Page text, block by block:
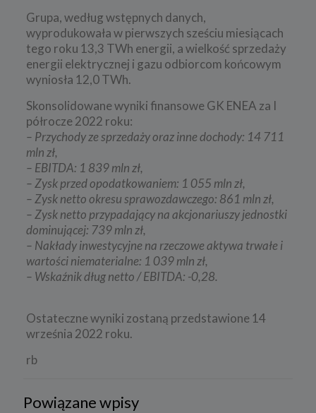
Grupa, według wstępnych danych,
wyprodukowała w pierwszych sześciu miesiącach
tego roku 13,3 TWh energii, a wielkość sprzedaży
energii elektrycznej i gazu odbiorcom końcowym
wyniosła 12,0 TWh.
Skonsolidowane wyniki finansowe GK ENEA za I
półrocze 2022 roku:
– Przychody ze sprzedaży oraz inne dochody: 14 711
mln zł,
– EBITDA: 1 839 mln zł,
– Zysk przed opodatkowaniem: 1 055 mln zł,
– Zysk netto okresu sprawozdawczego: 861 mln zł,
– Zysk netto przypadający na akcjonariuszy jednostki
dominującej: 739 mln zł,
– Nakłady inwestycyjne na rzeczowe aktywa trwałe i
wartości niematerialne: 1 039 mln zł,
– Wskaźnik dług netto / EBITDA: -0,28.
Ostateczne wyniki zostaną przedstawione 14
września 2022 roku.
rb
Powiązane wpisy